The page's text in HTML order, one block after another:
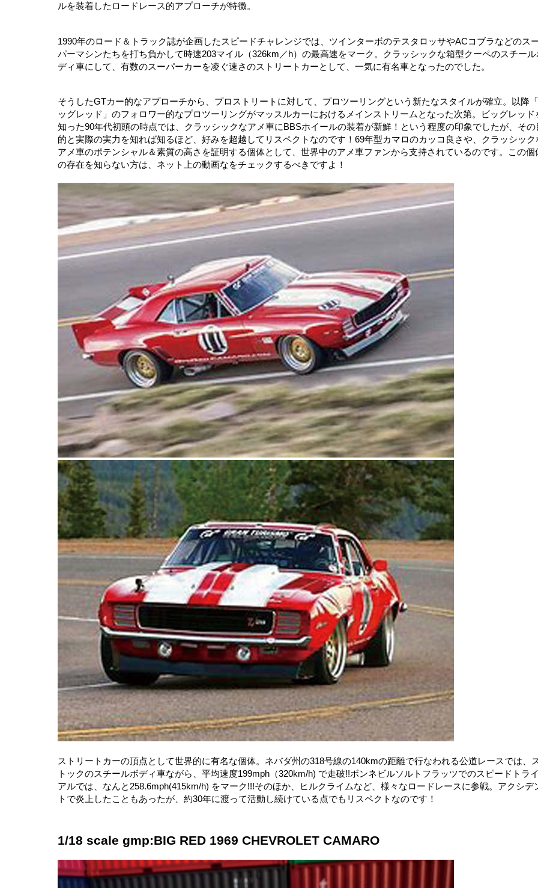
ルを装着したロードレース的アプローチが特徴。
1990年のロード＆トラック誌が企画したスピードチャレンジでは、ツインターボのテスタロッサやACコブラなどのス
パーマシンたちを打ち負かして時速203マイル（326km／h）の最高速をマーク。クラッシックな箱型クーペのスチール
ディ車にして、有数のスーパーカーを凌ぐ速さのストリートカーとして、一気に有名車となったのでした。
そうしたGTカー的なアプローチから、プロストリートに対して、プロツーリングという新たなスタイルが確立。以降
ッグレッド」のフォロワー的なプロツーリングがマッスルカーにおけるメインストリームとなった次第。ビッグレッド
知った90年代初頭の時点では、クラッシックなアメ車にBBSホイールの装着が新鮮！という程度の印象でしたが、その
的と実際の実力を知れば知るほど、好みを超越してリスペクトなのです！69年型カマロのカッコ良さや、クラッシック
アメ車のポテンシャル＆素質の高さを証明する個体として、世界中のアメ車ファンから支持されているのです。この個
の存在を知らない方は、ネット上の動画なをチェックするべきですよ！
ストリートカーの頂点として世界的に有名な個体。ネバダ州の318号線の140kmの距離で行なわれる公道レースでは、
トックのスチールボディ車ながら、平均速度199mph（320km/h) で走破!!ボンネビルソルトフラッツでのスピードトラ
アルでは、なんと258.6mph(415km/h) をマーク!!!そのほか、ヒルクライムなど、様々なロードレースに参戦。アクシデ
トで炎上したこともあったが、約30年に渡って活動し続けている点でもリスペクトなのです！
1/18 scale gmp:BIG RED 1969 CHEVROLET CAMARO